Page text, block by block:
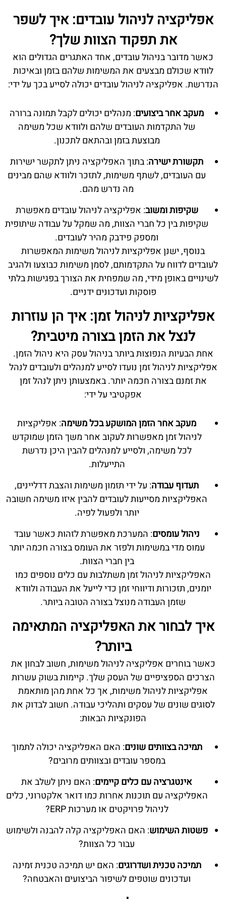
אפליקציה לניהול עובדים: איך לשפר
את תפקוד הצוות שלך?
כאשר מדובר בניהול עובדים, אחד האתגרים הגדולים הוא
לוודא שכולם מבצעים את המשימות שלהם בזמן ובאיכות
הנדרשת. אפליקציה לניהול עובדים יכולה לסייע בכך על ידי:
מעקב אחר ביצועים: מנהלים יכולים לקבל תמונה ברורה
של התקדמות העובדים שלהם ולוודא שכל משימה
מבוצעת בזמן ובהתאם לתכנון.
תקשורת ישירה: בתוך האפליקציה ניתן לתקשר ישירות
עם העובדים, לשתף משימות, לתזכר ולוודא שהם מבינים
מה נדרש מהם.
שקיפות ומשוב: אפליקציה לניהול עובדים מאפשרת
שקיפות בין כל חברי הצוות, מה שמקל על עבודה שיתופית
ומספק פידבק מהיר לעובדים.
בנוסף, ישנן אפליקציות לניהול משימות המאפשרות
לעובדים לדווח על התקדמותם, לסמן משימות כבוצעו ולהגיב
לשינויים באופן מידי, מה שמפחית את הצורך בפגישות בלתי
פוסקות ועדכונים ידניים.
אפליקציות לניהול זמן: איך הן עוזרות
לנצל את הזמן בצורה מיטבית?
אחת הבעיות הנפוצות ביותר בניהול עסק היא ניהול הזמן.
אפליקציות לניהול זמן נועדו לסייע למנהלים ולעובדים לנהל
את זמנם בצורה חכמה יותר. באמצעותן ניתן לנהל זמן
אפקטיבי על ידי:
מעקב אחר הזמן המושקע בכל משימה: אפליקציות
לניהול זמן מאפשרות לעקוב אחר משך הזמן שמוקדש
לכל משימה, ולסייע למנהלים להבין היכן נדרשת
התייעלות.
תעדוף עבודה: על ידי תזמון משימות והצבת דדליינים,
האפליקציות מסייעות לעובדים להבין איזו משימה חשובה
יותר ולפעול לפיה.
ניהול עומסים: המערכת מאפשרת לזהות כאשר עובד
עמוס מדי במשימות ולפזר את העומס בצורה חכמה יותר
בין חברי הצוות.
האפליקציות לניהול זמן משתלבות עם כלים נוספים כמו
יומנים, תזכורות ודיווחי זמן כדי לייעל את העבודה ולוודא
שזמן העבודה מנוצל בצורה הטובה ביותר.
איך לבחור את האפליקציה המתאימה
ביותר?
כאשר בוחרים אפליקציה לניהול משימות, חשוב לבחון את
הצרכים הספציפיים של העסק שלך. קיימות בשוק עשרות
אפליקציות לניהול משימות, אך כל אחת מהן מותאמת
לסוגים שונים של עסקים ותהליכי עבודה. חשוב לבדוק את
הפונקציות הבאות:
תמיכה בצוותים שונים: האם האפליקציה יכולה לתמוך
במספר עובדים ובצוותים מרובים?
אינטגרציה עם כלים קיימים: האם ניתן לשלב את
האפליקציה עם תוכנות אחרות כמו דואר אלקטרוני, כלים
לניהול פרויקטים או מערכות ERP?
פשטות השימוש: האם האפליקציה קלה להבנה ולשימוש
עבור כל הצוות?
תמיכה טכנית ושדרוגים: האם יש תמיכה טכנית זמינה
ועדכונים שוטפים לשיפור הביצועים והאבטחה?